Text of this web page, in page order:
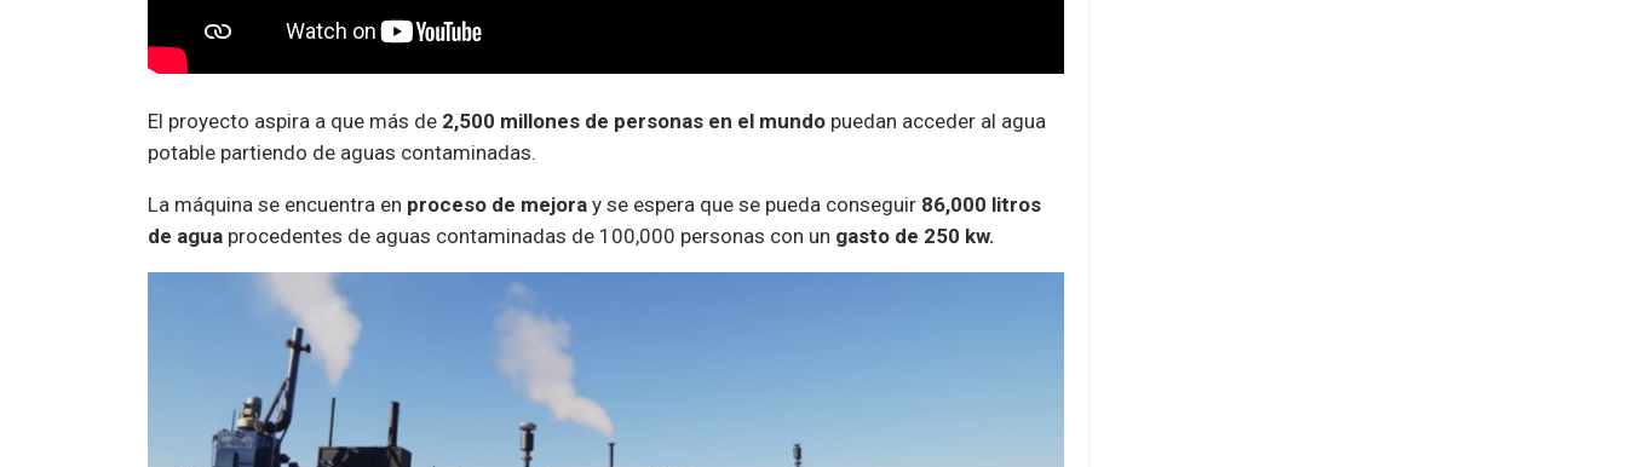
El proyecto aspira a que más de 2,500 millones de personas en el mundo puedan acceder al agua
potable partiendo de aguas contaminadas.
La máquina se encuentra en proceso de mejora y se espera que se pueda conseguir 86,000 litros
de agua procedentes de aguas contaminadas de 100,000 personas con un gasto de 250 kw.